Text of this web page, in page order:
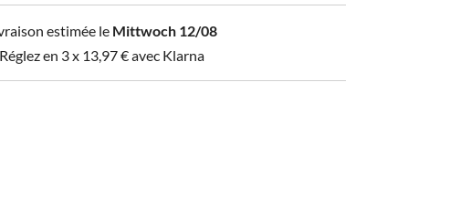
estimée le Mittwoch 12/08
Réglez en 3 x 13,97€avec Klarna